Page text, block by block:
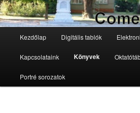
Tovább az elsődleges tartalomra
Tovább a másodlagos tartalomra
Kezdőlap Digitális tablók
Kapcsolataink Könyvek
Portré sorozatok